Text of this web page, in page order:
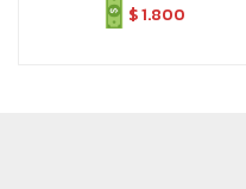
$1.800